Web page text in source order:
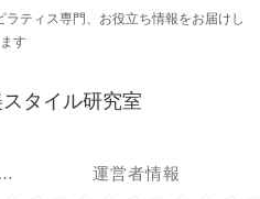
ティス専門、お役立ち情報をお届けし
ます
タイル研究室
プライバシーポリシー・免責事項 運営者情報